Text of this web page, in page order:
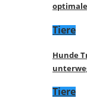
Tiere
Hunde
Tiere